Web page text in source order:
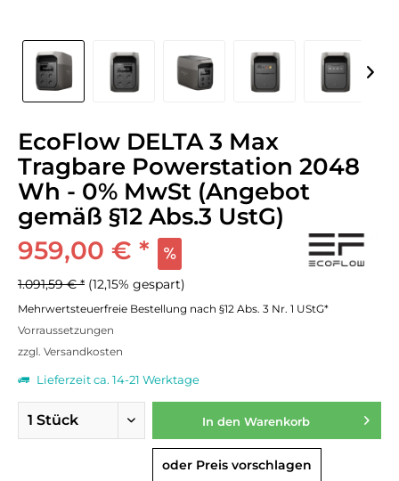
EcoFlow DELTA 3 Max
Tragbare Powerstation 2048
Wh - 0% MwSt (Angebot
gemäß §12 Abs.3 UstG)
959,00 € *
1.091,59 € * (12,15% gespart)
Mehrwertsteuerfreie Bestellung nach §12 Abs. 3 Nr. 1 UStG*
Vorraussetzungen
zzgl. Versandkosten
Lieferzeit ca. 14-21 Werktage
In den Warenkorb
oder Preis vorschlagen